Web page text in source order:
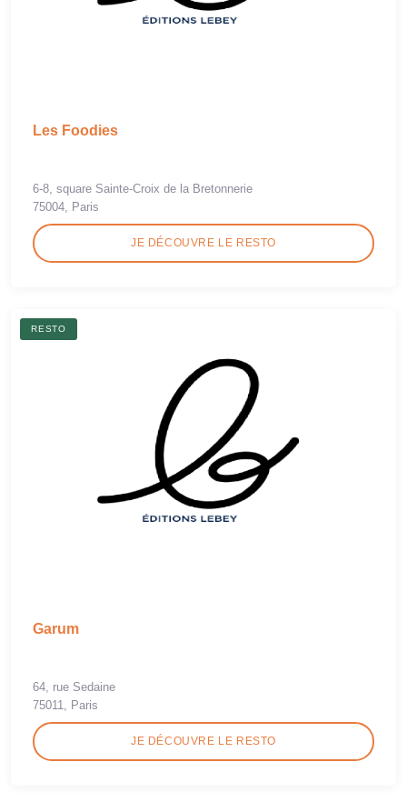
Les Foodies
6-8, square Sainte-Croix de la Bretonnerie
75004, Paris
JE DÉCOUVRE LE RESTO
RESTO
Garum
64, rue Sedaine
75011, Paris
JE DÉCOUVRE LE RESTO